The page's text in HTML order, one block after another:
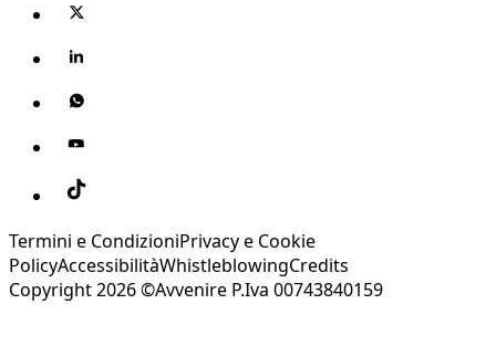
Termini e CondizioniPrivacy e Cookie
PolicyAccessibilitàWhistleblowingCredits
Copyright 2026 ©Avvenire P.Iva 00743840159